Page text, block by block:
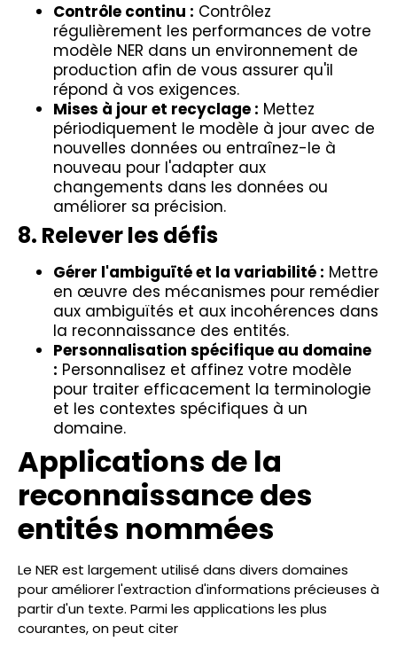
Contrôle continu : Contrôlez
régulièrement les performances de votre
modèle NER dans un environnement de
production afin de vous assurer qu'il
répond à vos exigences.
Mises à jour et recyclage : Mettez
périodiquement le modèle à jour avec de
nouvelles données ou entraînez-le à
nouveau pour l'adapter aux
changements dans les données ou
améliorer sa précision.
8. Relever les défis
Gérer l'ambiguïté et la variabilité : Mettre
en œuvre des mécanismes pour remédier
aux ambiguïtés et aux incohérences dans
la reconnaissance des entités.
Personnalisation spécifique au domaine
: Personnalisez et affinez votre modèle
pour traiter efficacement la terminologie
et les contextes spécifiques à un
domaine.
Applications de la
reconnaissance des
entités nommées
Le NER est largement utilisé dans divers domaines
pour améliorer l'extraction d'informations précieuses à
partir d'un texte. Parmi les applications les plus
courantes, on peut citer